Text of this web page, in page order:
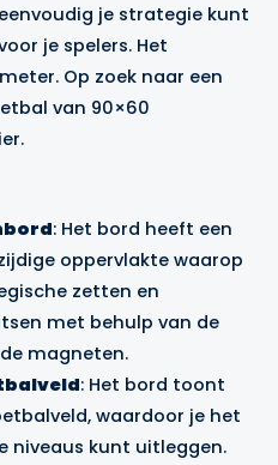
je strategie kunt
je spelers. Het
Op zoek naar een
van 90×60
.
: Het bord heeft een
oppervlakte waarop
zetten en
met behulp van de
magneten.
: Het bord toont
waardoor je het
niveaus kunt uitleggen.